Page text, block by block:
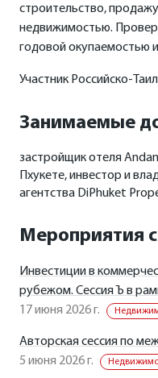
строительство,
недвижимостью.
годовой окупаемостью
Участник Российско-
Занимаемые
застройщик отеля
Пхукете, инвестор и
агентства DiPhuket
Мероприятия
Инвестиции в
рубежом. Сессия Ъ в
17 июня 2026 г.
Авторская сессия по
5 июня 2026 г.